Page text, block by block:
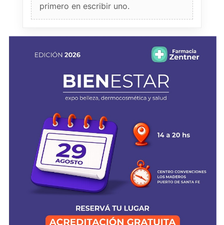
primero en escribir uno.